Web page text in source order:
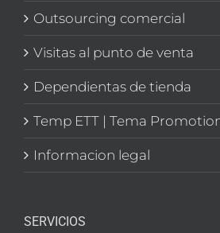
Outsourcing comercial
Visitas al punto de venta
Dependientas de tienda
Temp ETT | Tema
Informacion legal
SERVICIOS